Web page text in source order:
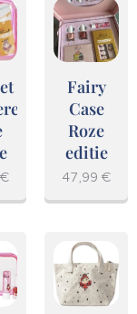
€
Fairy
Case
Roze
editie
47,99 €